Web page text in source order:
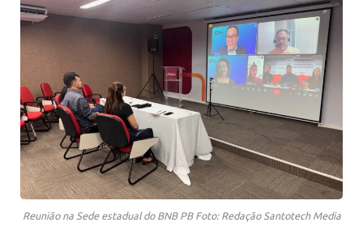
Reunião na Sede estadual do BNB PB Foto: Redação Santotech Media